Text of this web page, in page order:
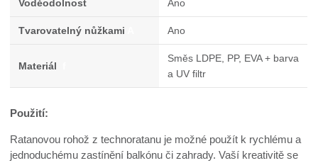
Voděodolnost Ano
Tvarovatelný nůžkami Ano
Materiál
Směs LDPE, PP, EVA + barva
a UV filtr
Použití:
Ratanovou rohož z technoratanu je možné použít k rychlému a
jednoduchému zastínění balkónu či zahrady. Vaší kreativitě se